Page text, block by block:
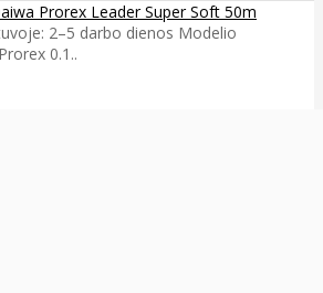
Prorex Leader Super Soft 50m
2–5 darbo dienos Modelio
0.1..